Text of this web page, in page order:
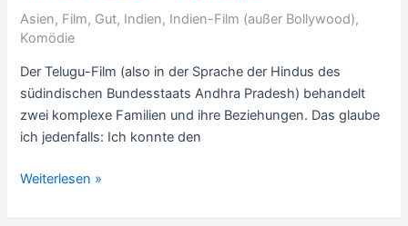
Videos
–
6
Sterne
Asien, Film, Gut, Indien, Indien-Film (außer Bollywood),
Komödie
Der Telugu-Film (also in der Sprache der Hindus des
südindischen Bundesstaats Andhra Pradesh) behandelt
zwei komplexe Familien und ihre Beziehungen. Das glaube
ich jedenfalls: Ich konnte den
Rezension
Song&Dance-
Weiterlesen »